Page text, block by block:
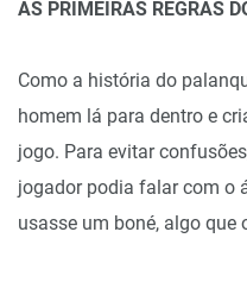
AS PRIMEIRAS REGRAS
Como a história do
homem lá para dentro e
jogo. Para evitar
jogador podia falar com o
usasse um boné, algo